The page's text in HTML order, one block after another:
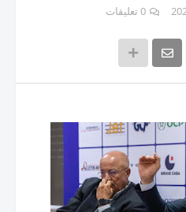
0 تعليقات